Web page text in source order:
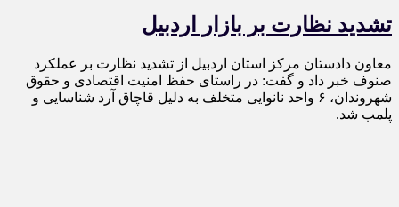
تشدید نظارت بر بازار اردبیل
معاون دادستان مرکز استان اردبیل از تشدید نظارت بر عملکرد
صنوف خبر داد و گفت: در راستای حفظ امنیت اقتصادی و حقوق
شهروندان، ۶ واحد نانوایی متخلف به دلیل قاچاق آرد شناسایی و
پلمب شد.